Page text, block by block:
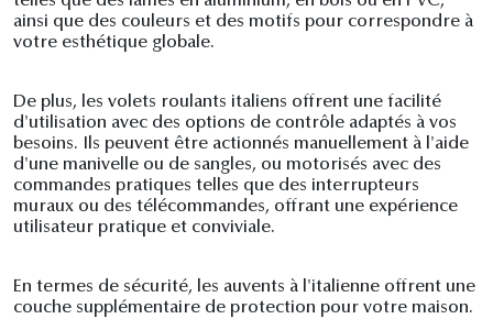
ainsi que des couleurs et des motifs pour correspondre à
votre esthétique globale.
De plus, les volets roulants italiens offrent une facilité
d'utilisation avec des options de contrôle adaptés à vos
besoins. Ils peuvent être actionnés manuellement à l'aide
d'une manivelle ou de sangles, ou motorisés avec des
commandes pratiques telles que des interrupteurs
muraux ou des télécommandes, offrant une expérience
utilisateur pratique et conviviale.
En termes de sécurité, les auvents à l'italienne offrent une
couche supplémentaire de protection pour votre maison.